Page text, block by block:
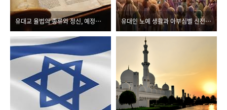
유대교 율법의 종류와 정신, 예정된 고난의 역사 유대인 노예 생활과 아부심벨 신전, 출애굽과 십계명